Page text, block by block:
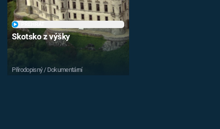
Skotsko z výšky
Přírodopisný / Dokumentární